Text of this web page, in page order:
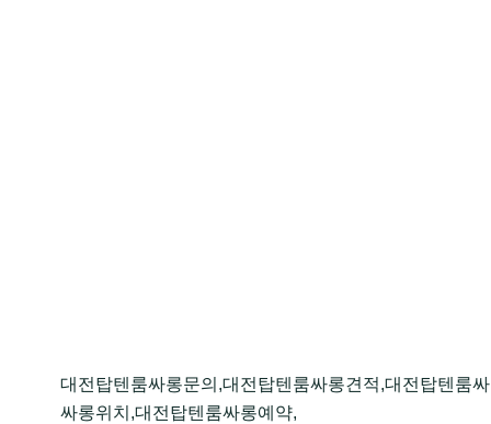
대전탑텐룸싸롱문의,대전탑텐룸싸롱견적,대전탑텐룸
싸롱위치,대전탑텐룸싸롱예약,